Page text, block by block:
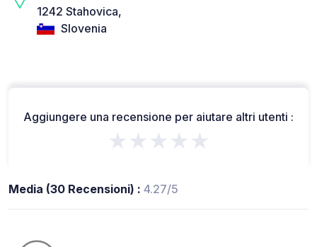
1242 Stahovica,
Slovenia
Aggiungere una recensione per aiutare altri utenti :
★★★★★
Media (30 Recensioni) : 4.27/5